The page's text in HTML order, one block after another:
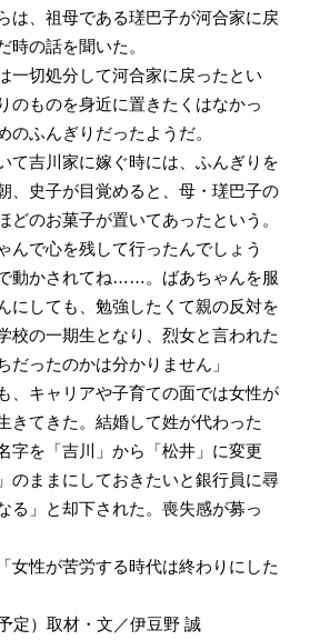
は、祖母である瑳巴子が河合家に戻
時の話を聞いた。
一切処分して河合家に戻ったとい
のものを身近に置きたくはなかっ
のふんぎりだったようだ。
て吉川家に嫁ぐ時には、ふんぎりを
、史子が目覚めると、母・瑳巴子の
どのお菓子が置いてあったという。
んで心を残して行ったんでしょう
動かされてね……。ばあちゃんを服
にしても、勉強したくて親の反対を
校の一期生となり、烈女と言われた
だったのかは分かりません」
、キャリアや子育ての面では女性が
きてきた。結婚して姓が代わった
字を「吉川」から「松井」に変更
のままにしておきたいと銀行員に尋
る」と却下された。喪失感が募っ
女性が苦労する時代は終わりにした
定）取材・文／伊豆野 誠